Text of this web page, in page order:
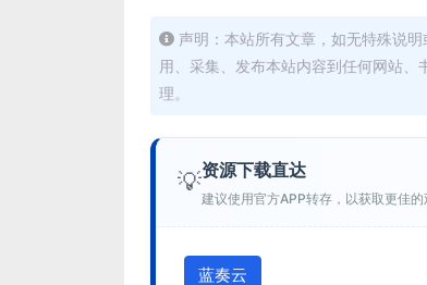
声明：本站所有文章，如无特殊说
用、采集、发布本站内容到任何网站
理。
💡资源下载直达
建议使用官方APP转存，以获取更佳
蓝奏云